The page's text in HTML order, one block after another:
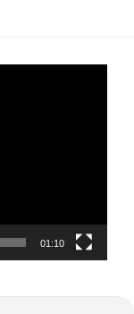
01:10